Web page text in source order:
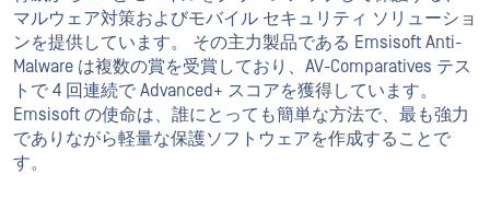
マルウェア対策およびモバイル セキュリティ ソリューショ
ンを提供しています。 その主力製品である Emsisoft Anti-
Malware は複数の賞を受賞しており、AV-Comparatives テス
トで 4 回連続で Advanced+ スコアを獲得しています。
Emsisoft の使命は、誰にとっても簡単な方法で、最も強力
でありながら軽量な保護ソフトウェアを作成することで
す。